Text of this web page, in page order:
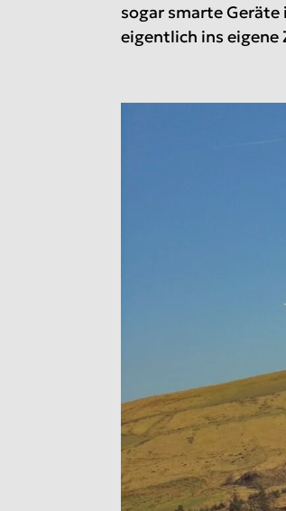
sogar smarte Geräte
eigentlich ins eigene